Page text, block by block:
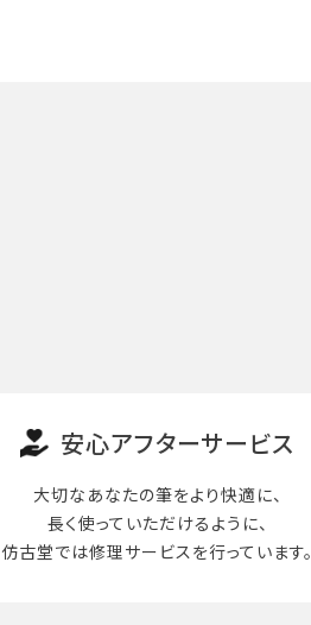
安心アフターサービス
大切なあなたの筆をより快適に、
長く使って いただけるように、
仿古堂では修理サービスを行っています。